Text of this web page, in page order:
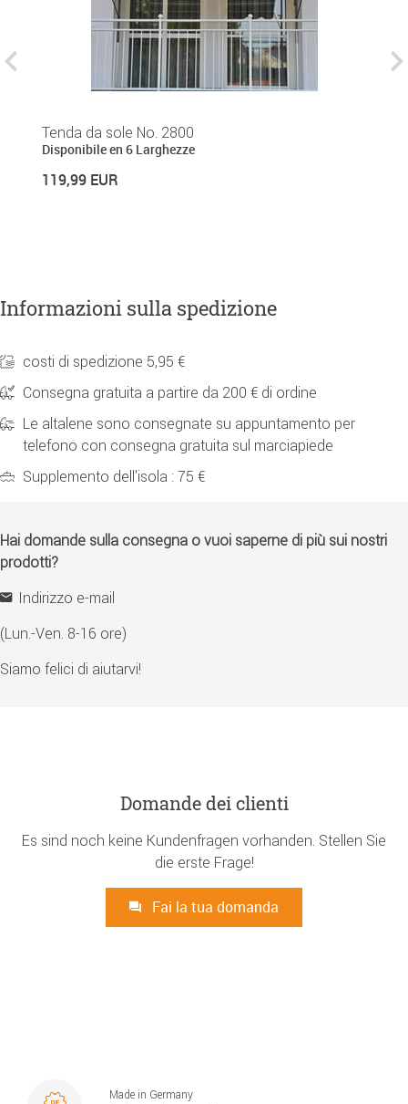
Tenda da sole No. 2800
Disponibile en 6 Larghezze
119,99 EUR
Informazioni sulla spedizione
costi di spedizione 5,95 €
Consegna gratuita a partire da 200 € di ordine
Le altalene sono consegnate su appuntamento per
telefono con consegna gratuita sul marciapiede
Supplemento dell'isola : 75 €
Hai domande sulla consegna o vuoi saperne di più sui nostri
prodotti?
Indirizzo e-mail
(Lun.-Ven. 8-16 ore)
Siamo felici di aiutarvi!
Domande dei clienti
Es sind noch keine Kundenfragen vorhanden. Stellen Sie
die erste Frage!
Fai la tua domanda
Made in Germany